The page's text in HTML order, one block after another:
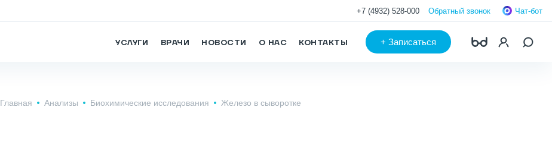
+7 (4932) 528-000 Обратный звонок Чат-бот
УСЛУГИ ВРАЧИ НОВОСТИ О НАС КОНТАКТЫ + Записаться
Главная Анализы Биохимические исследования Железо в сыворотке